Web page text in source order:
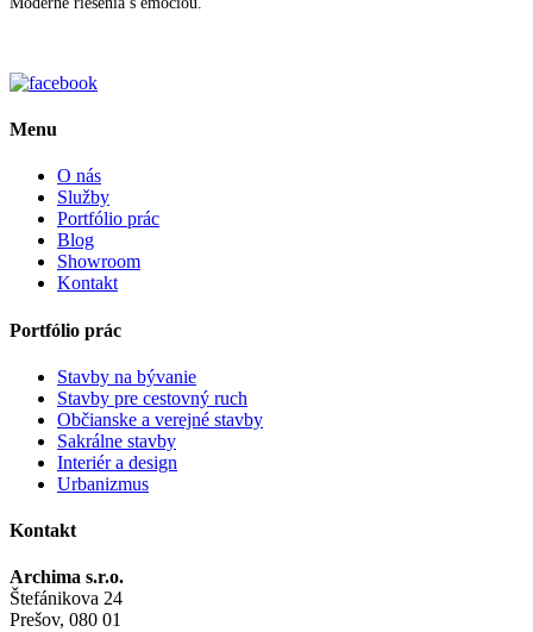
Menu
O nás
Služby
Portfólio prác
Blog
Showroom
Kontakt
Portfólio prác
Stavby na bývanie
Stavby pre cestovný ruch
Občianske a verejné stavby
Sakrálne stavby
Interiér a design
Urbanizmus
Kontakt
Archima s.r.o.
Štefánikova 24
Prešov, 080 01